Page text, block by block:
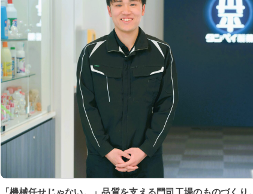
「機械任せじゃない。」品質を支える門司工場のものづくり。